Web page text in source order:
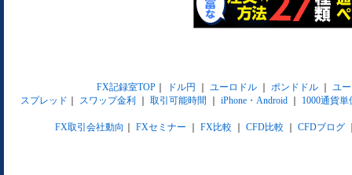
FX記録室TOP｜ ドル円 ユーロドル｜ ポンドドル｜ ユ
スプレッド
スワップ金利 取引可能時間 iPhone・Android 1000通貨単
FX取引会社動向 FXセミナー FX比較 CFD比較 CFDブログ